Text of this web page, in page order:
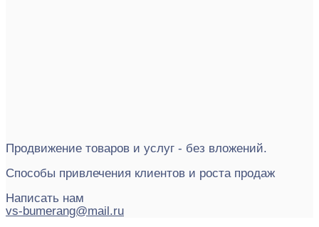
Продвижение товаров и услуг - без вложений.
Способы привлечения клиентов и роста продаж
Написать нам
vs-bumerang@mail.ru